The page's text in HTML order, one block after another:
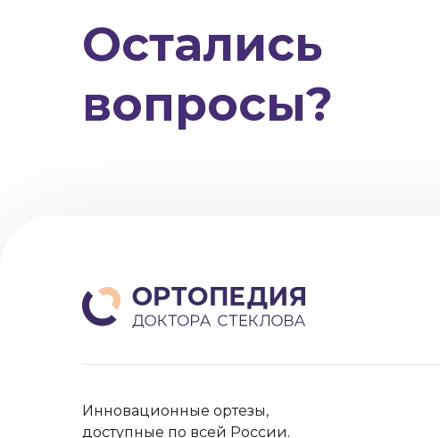
Остались
вопросы?
Инновационные ортезы,
доступные по всей России.